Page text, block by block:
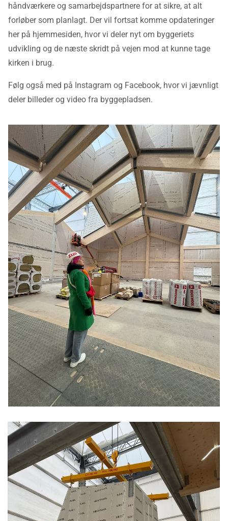
håndværkere og samarbejdspartnere for at sikre, at alt
forløber som planlagt. Der vil fortsat komme opdateringer
her på hjemmesiden, hvor vi deler nyt om byggeriets
udvikling og de næste skridt på vejen mod at kunne tage
kirken i brug.
Følg også med på Instagram og Facebook, hvor vi jævnligt
deler billeder og video fra byggepladsen.